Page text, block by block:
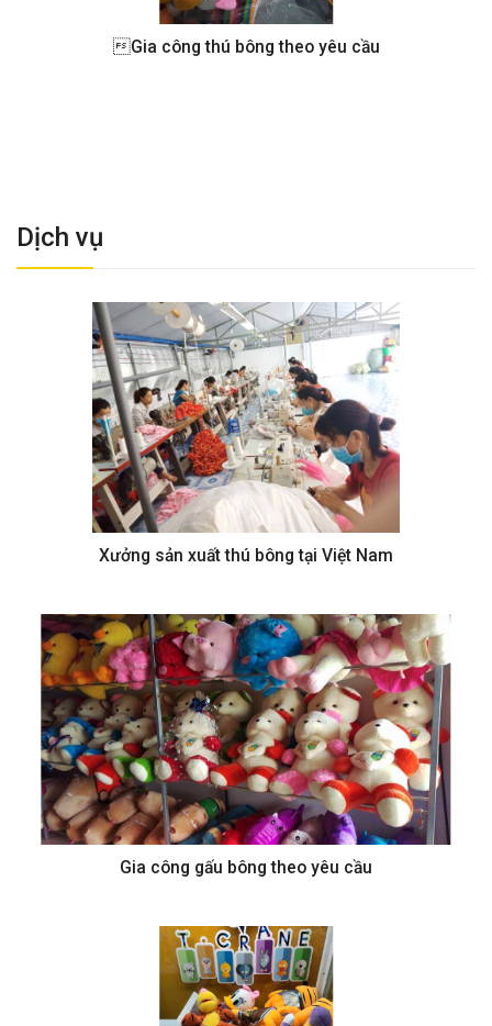
Gia công thú bông theo yêu cầu
Dịch vụ
Xưởng sản xuất thú bông tại Việt Nam
Gia công gấu bông theo yêu cầu